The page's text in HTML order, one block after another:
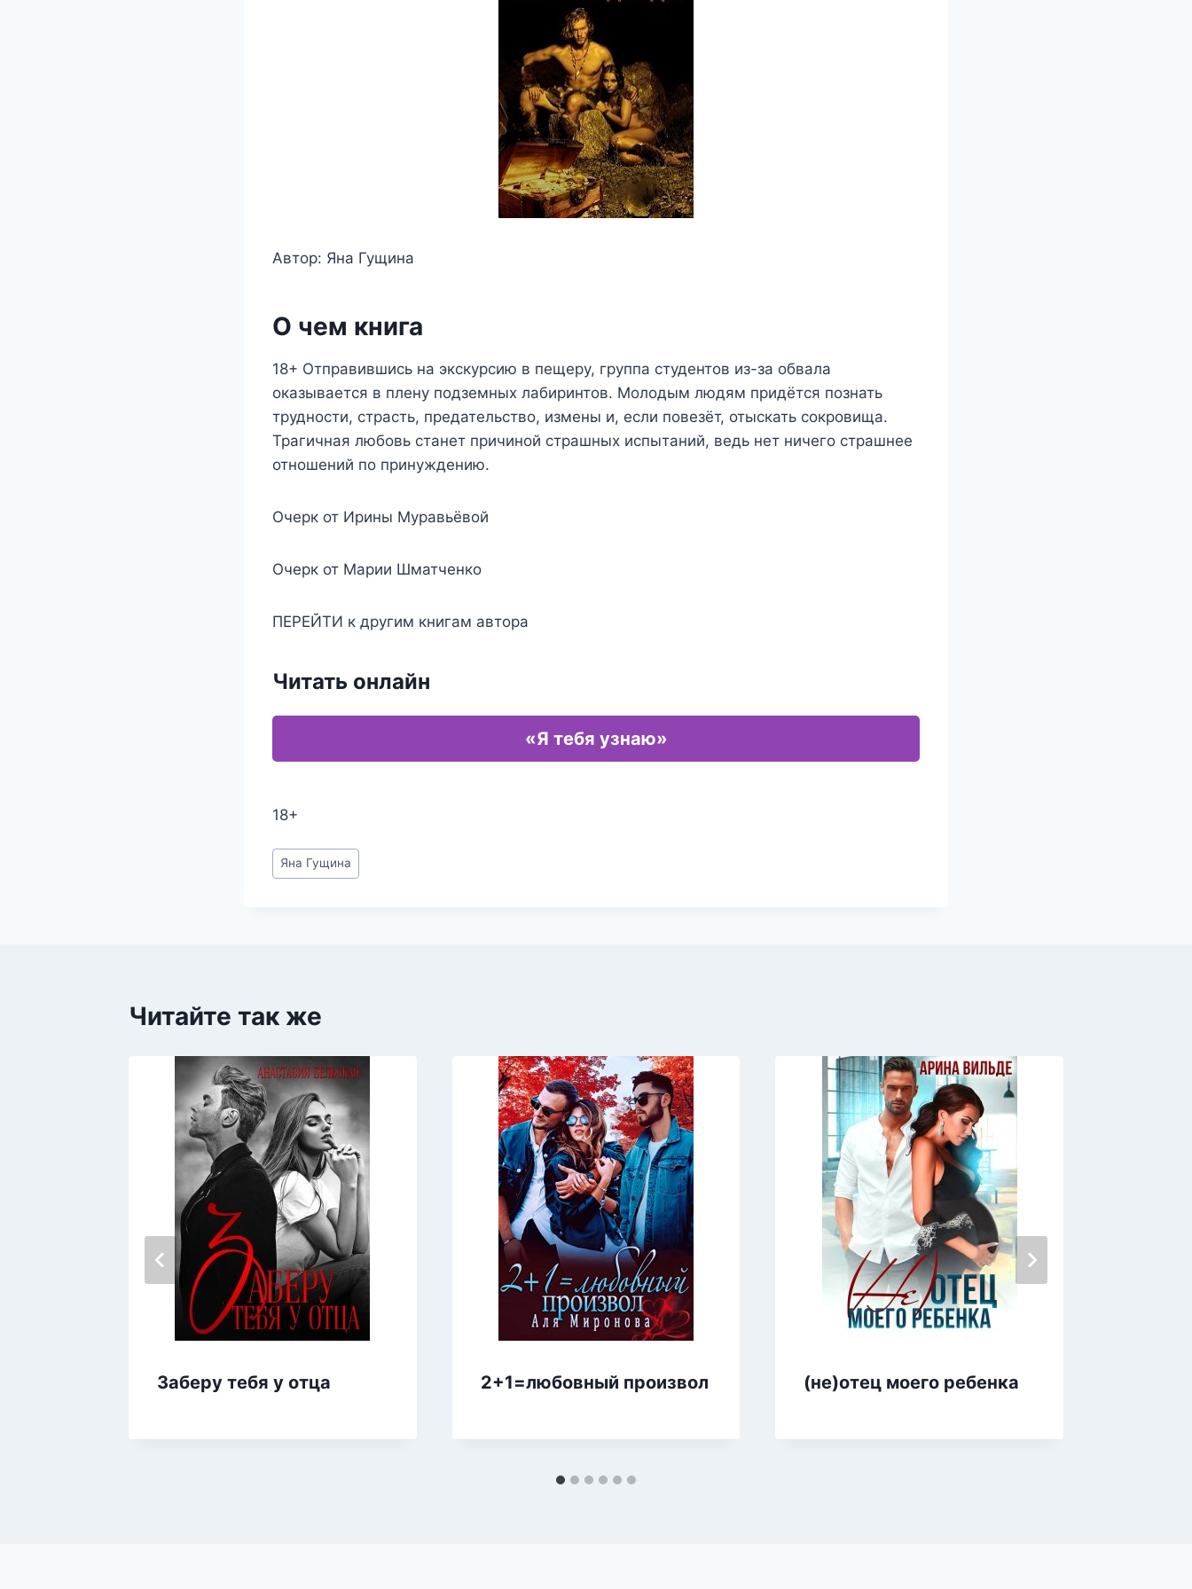
Автор: Яна Гущина
О чем книга
18+ Отправившись на экскурсию в пещеру, группа студентов из-за обвала
оказывается в плену подземных лабиринтов. Молодым людям придётся познать
трудности, страсть, предательство, измены и, если повезёт, отыскать сокровища.
Трагичная любовь станет причиной страшных испытаний, ведь нет ничего страшнее
отношений по принуждению.
Очерк от Ирины Муравьёвой
Очерк от Марии Шматченко
ПЕРЕЙТИ к другим книгам автора
Читать онлайн
«Я тебя узнаю»
18+
Метки
записи:
Яна Гущина
Читайте так же
Заберу тебя у отца 2+1=любовный произвол (не)отец моего ребенка